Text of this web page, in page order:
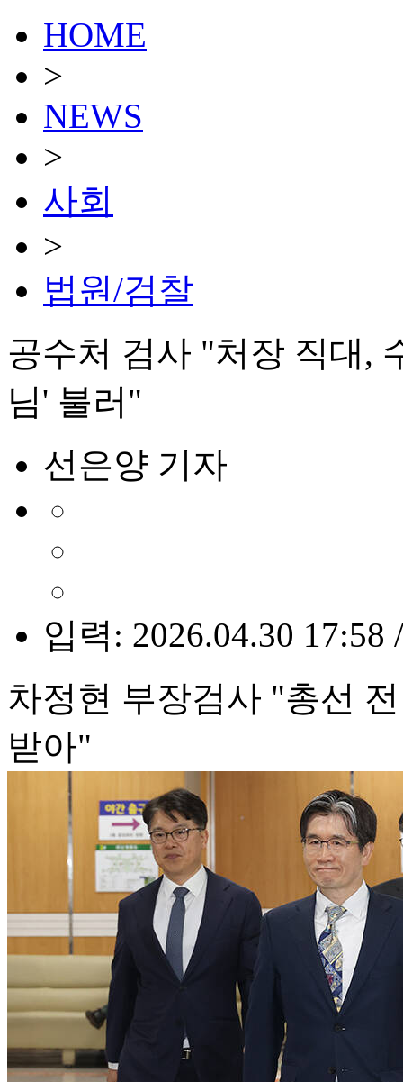
HOME
>
NEWS
>
사회
>
법원/검찰
공수처 검사 "처장 직대,
님' 불러"
선은양 기자
입력: 2026.04.30 17:58
차정현 부장검사 "총선
받아"